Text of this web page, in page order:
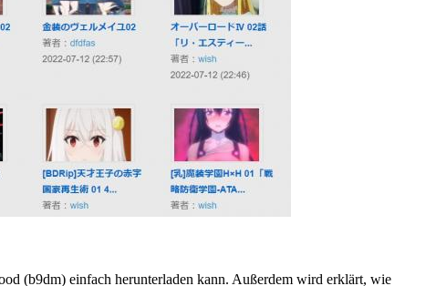
(b9dm) einfach herunterladen kann. Außerdem wird erklärt, wie